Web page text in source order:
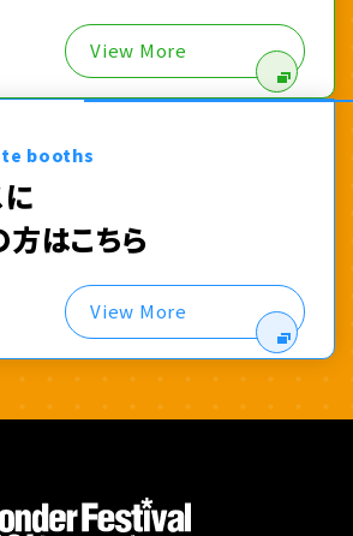
View More
booths
はこちら
View More